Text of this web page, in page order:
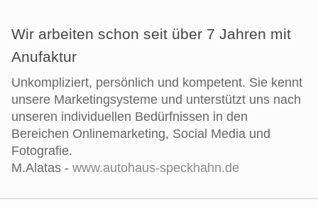
Wir arbeiten schon seit über 7 Jahren mit
Anufaktur
Unkompliziert, persönlich und kompetent. Sie kennt
unsere Marketingsysteme und unterstützt uns nach
unseren individuellen Bedürfnissen in den
Bereichen Onlinemarketing, Social Media und
Fotografie.
M.Alatas - www.autohaus-speckhahn.de